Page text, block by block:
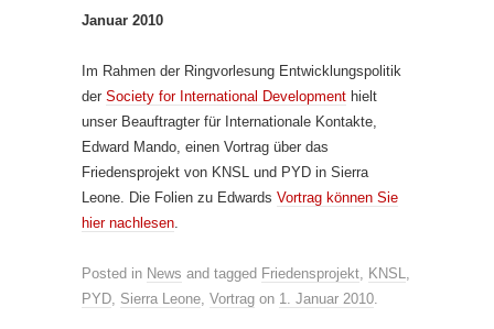
Januar 2010
Im Rahmen der Ringvorlesung Entwicklungspolitik
der Society for International Development hielt
unser Beauftragter für Internationale Kontakte,
Edward Mando, einen Vortrag über das
Friedensprojekt von KNSL und PYD in Sierra
Leone. Die Folien zu Edwards Vortrag können Sie
hier nachlesen.
Posted in News and tagged Friedensprojekt, KNSL,
PYD, Sierra Leone, Vortrag on 1. Januar 2010.